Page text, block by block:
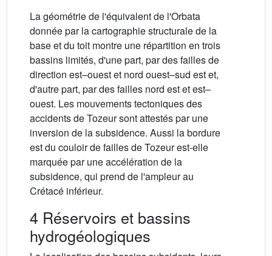
La géométrie de l'équivalent de l'Orbata
donnée par la cartographie structurale de la
base et du toit montre une répartition en trois
bassins limités, d'une part, par des failles de
direction est–ouest et nord ouest–sud est et,
d'autre part, par des failles nord est et est–
ouest. Les mouvements tectoniques des
accidents de Tozeur sont attestés par une
inversion de la subsidence. Aussi la bordure
est du couloir de failles de Tozeur est-elle
marquée par une accélération de la
subsidence, qui prend de l'ampleur au
Crétacé inférieur.
4 Réservoirs et bassins
hydrogéologiques